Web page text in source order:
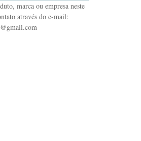
marca ou empresa neste
através do e-mail: